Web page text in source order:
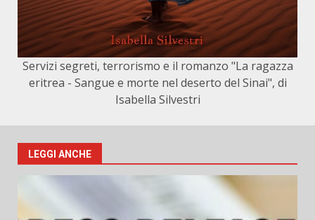
Servizi segreti, terrorismo e il romanzo "La ragazza
eritrea - Sangue e morte nel deserto del Sinai", di
Isabella Silvestri
LEGGI ANCHE